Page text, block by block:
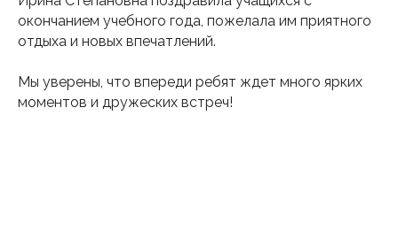
окончанием учебного года, пожелала им приятного
отдыха и новых впечатлений.
Мы уверены, что впереди ребят ждет много ярких
моментов и дружеских встреч!
Подпишитесь на наш
инстаграм
Будьте в курсе свежих новостей
епархии